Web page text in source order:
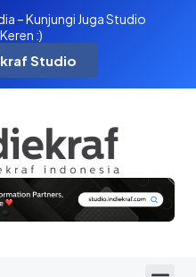
– Kunjungi Juga Studio
:)
Studio